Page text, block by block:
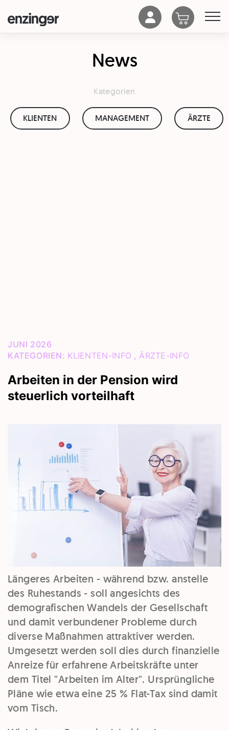
News
Kategorien
KLIENTEN MANAGEMENT ÄRZTE
JUNI 2026
KATEGORIEN: KLIENTEN-INFO , ÄRZTE-INFO
Arbeiten in der Pension wird
steuerlich vorteilhaft
Längeres Arbeiten - während bzw. anstelle
des Ruhestands - soll angesichts des
demografischen Wandels der Gesellschaft
und damit verbundener Probleme durch
diverse Maßnahmen attraktiver werden.
Umgesetzt werden soll dies durch finanzielle
Anreize für erfahrene Arbeitskräfte unter
dem Titel "Arbeiten im Alter". Ursprüngliche
Pläne wie etwa eine 25 % Flat-Tax sind damit
vom Tisch.